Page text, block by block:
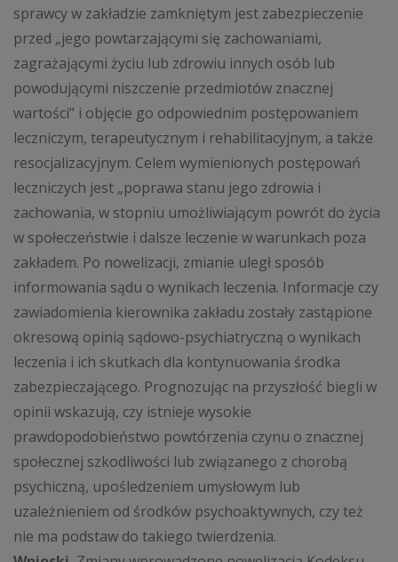
sprawcy w zakładzie zamkniętym jest zabezpieczenie
przed „jego powtarzającymi się zachowaniami,
zagrażającymi życiu lub zdrowiu innych osób lub
powodującymi niszczenie przedmiotów znacznej
wartości" i objęcie go odpowiednim postępowaniem
leczniczym, terapeutycznym i rehabilitacyjnym, a także
resocjalizacyjnym. Celem wymienionych postępowań
leczniczych jest „poprawa stanu jego zdrowia i
zachowania, w stopniu umożliwiającym powrót do życia
w społeczeństwie i dalsze leczenie w warunkach poza
zakładem. Po nowelizacji, zmianie uległ sposób
informowania sądu o wynikach leczenia. Informacje czy
zawiadomienia kierownika zakładu zostały zastąpione
okresową opinią sądowo-psychiatryczną o wynikach
leczenia i ich skutkach dla kontynuowania środka
zabezpieczającego. Prognozując na przyszłość biegli w
opinii wskazują, czy istnieje wysokie
prawdopodobieństwo powtórzenia czynu o znacznej
społecznej szkodliwości lub związanego z chorobą
psychiczną, upośledzeniem umysłowym lub
uzależnieniem od środków psychoaktywnych, czy też
nie ma podstaw do takiego twierdzenia.